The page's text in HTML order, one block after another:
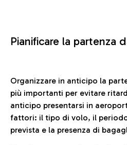
Pianificare la partenza
Organizzare in anticipo la
più importanti per evitare
anticipo presentarsi in
fattori: il tipo di volo, il periodo
prevista e la presenza di